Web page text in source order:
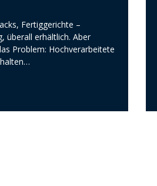
Fertiggerichte –
überall erhältlich. Aber
Problem: Hochverarbeitete